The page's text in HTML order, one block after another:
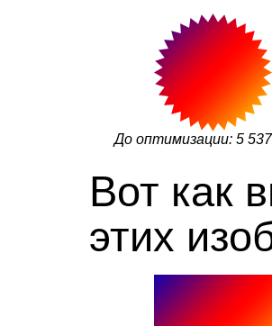
До оптимизации: 5
Вот как
этих